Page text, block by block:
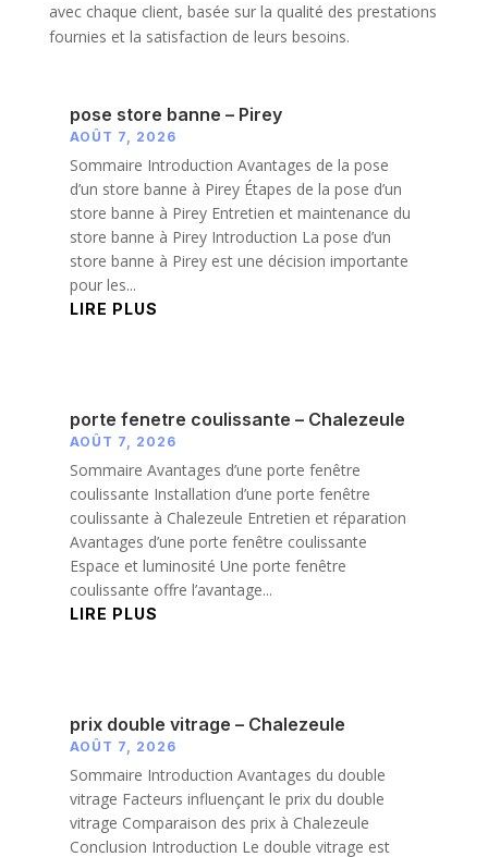
avec chaque client, basée sur la qualité des prestations
fournies et la satisfaction de leurs besoins.
pose store banne – Pirey
AOÛT 7, 2026
Sommaire Introduction Avantages de la pose
d’un store banne à Pirey Étapes de la pose d’un
store banne à Pirey Entretien et maintenance du
store banne à Pirey Introduction La pose d’un
store banne à Pirey est une décision importante
pour les...
LIRE PLUS
porte fenetre coulissante – Chalezeule
AOÛT 7, 2026
Sommaire Avantages d’une porte fenêtre
coulissante Installation d’une porte fenêtre
coulissante à Chalezeule Entretien et réparation
Avantages d’une porte fenêtre coulissante
Espace et luminosité Une porte fenêtre
coulissante offre l’avantage...
LIRE PLUS
prix double vitrage – Chalezeule
AOÛT 7, 2026
Sommaire Introduction Avantages du double
vitrage Facteurs influençant le prix du double
vitrage Comparaison des prix à Chalezeule
Conclusion Introduction Le double vitrage est